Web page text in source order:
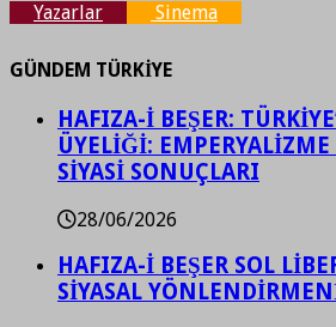
Yazarlar Sinema
GÜNDEM TÜRKİYE
HAFIZA-İ BEŞER:
ÜYELİĞİ: EMPERYALİZME
SİYASİ SONUÇLARI
28/06/2026
HAFIZA-İ BEŞER SOL
SİYASAL